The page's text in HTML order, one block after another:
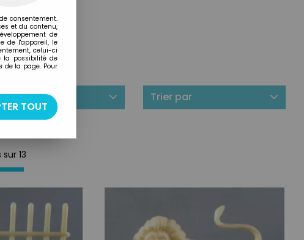
Trier par
sur 13
consentement.
et du contenu,
de
de l'appareil, le
celui-ci
la possibilité de
la page. Pour
TOUT